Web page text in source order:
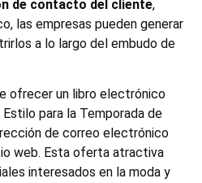
de contacto del cliente,
las empresas pueden generar
a lo largo del embudo de
ofrecer un libro electrónico
para la Temporada de
de correo electrónico
web. Esta oferta atractiva
interesados en la moda y